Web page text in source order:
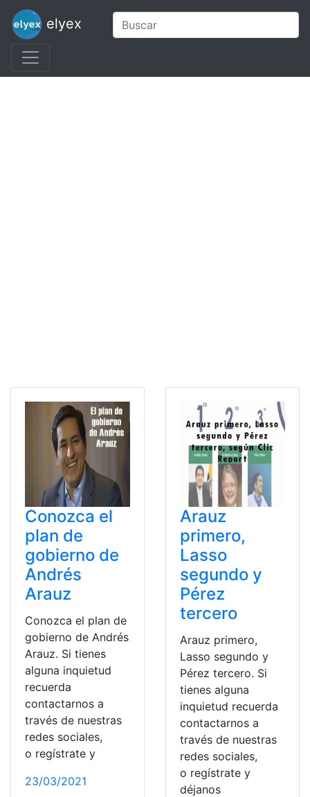
elyex
Conozca el
plan de
gobierno de
Andrés
Arauz
Conozca el plan de
gobierno de Andrés
Arauz. Si tienes
alguna inquietud
recuerda
contactarnos a
través de nuestras
redes sociales,
o regístrate y
23/03/2021
Arauz
primero,
Lasso
segundo y
Pérez
tercero
Arauz primero,
Lasso segundo y
Pérez tercero. Si
tienes alguna
inquietud recuerda
contactarnos a
través de nuestras
redes sociales,
o regístrate y
déjanos